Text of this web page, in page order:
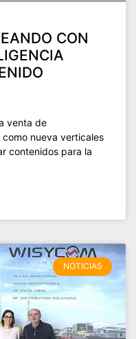
CON
venta de
nueva verticales
contenidos para la
NOTICIAS